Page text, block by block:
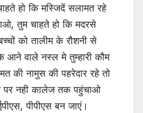
हो कि मस्जिदें सलामत रहे
तुम चाहते हो कि मदरसे
को तालीम के रौशनी से
आने वाले नस्ल मे तुम्हारी कौम
की नामुस की पहरेदार रहे तो
पर नही कालेज तक पहुंचाओ
पीपीएस बन जाएं।